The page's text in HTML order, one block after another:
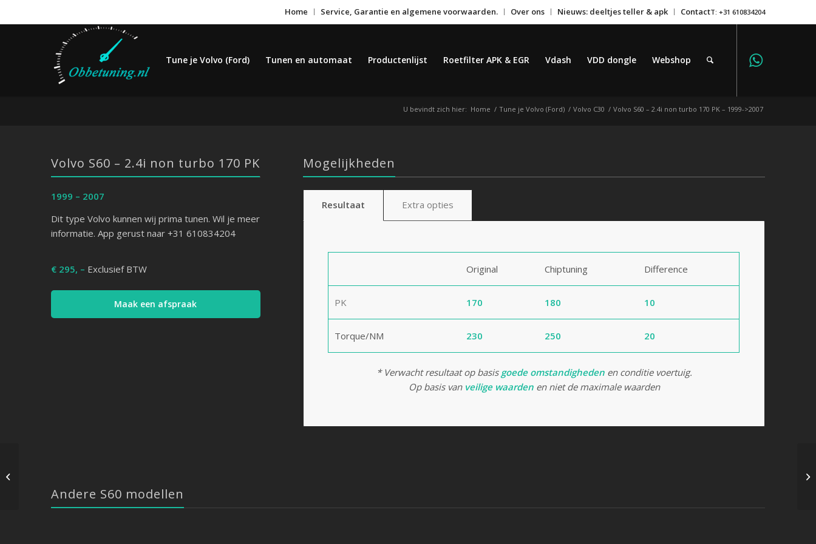
Home Service, Garantie en algemene voorwaarden. Over ons Nieuws: deeltjes teller & apk ContactT: +31 610834204
Tune je Volvo (Ford) Tunen en automaat Productenlijst Roetfilter APK & EGR Vdash VDD dongle Webshop
U bevindt zich hier: Home / Tune je Volvo (Ford) / Volvo C30 / Volvo S60 – 2.4i non turbo 170 PK – 1999->2007
Volvo S60 – 2.4i non turbo 170 PK
1999 – 2007
Dit type Volvo kunnen wij prima tunen. Wil je meer
informatie. App gerust naar +31 610834204
€ 295, – Exclusief BTW
Maak een afspraak
Mogelijkheden
Resultaat Extra opties
Original Chiptuning Difference
PK 170 180 10
Torque/NM 230 250 20
* Verwacht resultaat op basis goede omstandighedenen conditie voertuig.
Op basis van veilige waardenen niet de maximale waarden
Andere S60 modellen